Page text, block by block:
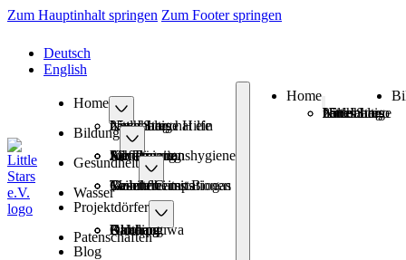
Zum Hauptinhalt springen Zum Footer springen
Deutsch
English
Home
25+ Jahre Nachhaltige Hilfe
Little Stars hat ein neues Logo
Bildung
Schule
Kindergarten
Aufklärung
Menstruationshygiene
Job Training
Gesundheit
Gesundheitsstationen
Mobile Camps
Rauchfrei mit Biogas
Toiletten
Wasser
Projektdörfer
Amthang
Balchaur
Kimtang
Okharpauwa
Dhading
Patenschaften
Blog
Home
25+ Jahre Nachhaltige Hilfe
Little Stars hat ein neues Logo